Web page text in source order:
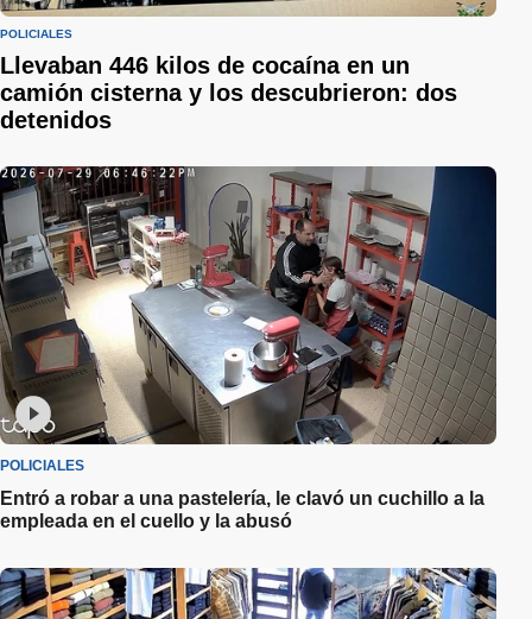
POLICIALES
Llevaban 446 kilos de cocaína en un
camión cisterna y los descubrieron: dos
detenidos
POLICIALES
Entró a robar a una pastelería, le clavó un cuchillo a la
empleada en el cuello y la abusó